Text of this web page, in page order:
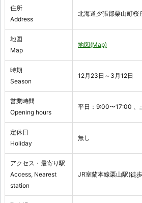
住所
Address
北海道夕張郡栗山町
地図
Map
地図(Map)
時期
Season
12月23日～3月12日
営業時間
Opening hours
平日：9:00〜17:00 、
定休日
Holiday
無し
アクセス・最寄り駅
Access, Nearest
station
JR室蘭本線栗山駅(徒